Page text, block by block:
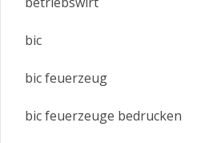
bic
bic feuerzeug
bic feuerzeuge bedrucken